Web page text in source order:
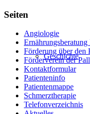
Geschichte
Seiten
Angiologie
Förderung über
Förderverein der
Kontaktformular
Patienteninfo
Patientenmappe
Schmerztherapie
Telefonverzeichnis